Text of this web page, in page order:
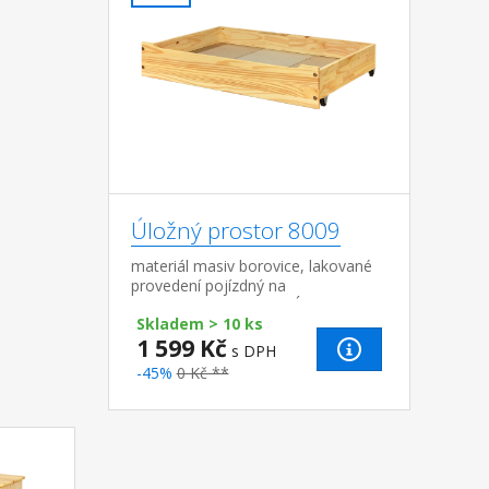
Úložný prostor 8009
materiál masiv borovice, lakované
provedení pojízdný na
kolečkách POUZE SUDÝ
POČET! Úložný prostor 8009 je kvůli
balení produktu možno ...
Skladem > 10 ks
1 599 Kč s DPH
-45% 0 Kč **